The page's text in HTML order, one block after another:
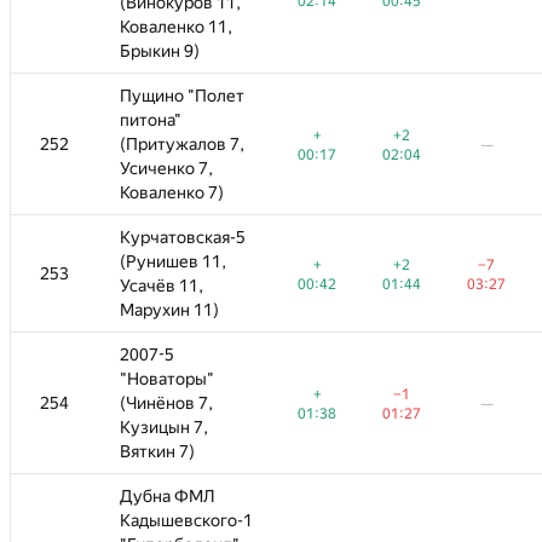
Коваленко 11,
Брыкин 9)
252
Пущино "Полет
питона"
(Притужалов 7,
Усиченко 7,
Коваленко 7)
+
00:17
+2
02:04
—
253
Курчатовская-5
(Рунишев 11,
Усачёв 11,
Марухин 11)
+
00:42
+2
01:44
−7
03:27
254
2007-5
"Новаторы"
(Чинёнов 7,
Кузицын 7,
Вяткин 7)
+
01:38
−1
01:27
—
Дубна ФМЛ
Кадышевского-1
+
00:17
02:04
— — — —
+
00:42
+2
01:44
−7
— — —
+
01:38
01:27
+2
00:57
— —
Коваленко 11,
Брыкин 9)
252
Пущино "Полет
питона"
(Притужалов 7,
Усиченко 7,
Коваленко 7)
+
00:17
+2
02:04
—
253
Курчатовская-5
(Рунишев 11,
Усачёв 11,
Марухин 11)
+
00:42
+2
01:44
−7
03:27
254
2007-5
"Новаторы"
(Чинёнов 7,
Кузицын 7,
Вяткин 7)
+
01:38
−1
01:27
—
Дубна ФМЛ
Кадышевского-1